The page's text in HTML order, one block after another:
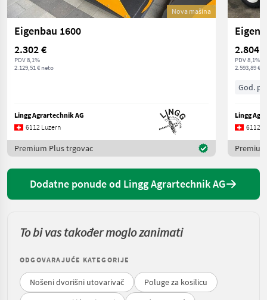
Nova mašina
Eigenbau 1600
2.302 €
PDV 8,1%
2.129,51 € neto
Lingg Agrartechnik AG
6112 Luzern
Premium Plus trgovac
2.804 €
PDV 8,1%
2.593,89 €
God.
Lingg
6112
Dodatne ponude od Lingg Agrartechnik AG
To bi vas također moglo zanimati
ODGOVARAJUĆE KATEGORIJE
Nošeni dvorišni utovarivač
Poluge za kosilicu